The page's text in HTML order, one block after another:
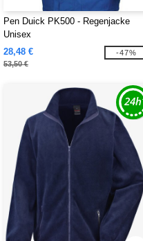
Pen Duick PK500 - Regenjacke
Unisex
28,48 €
53,50 €
-47%